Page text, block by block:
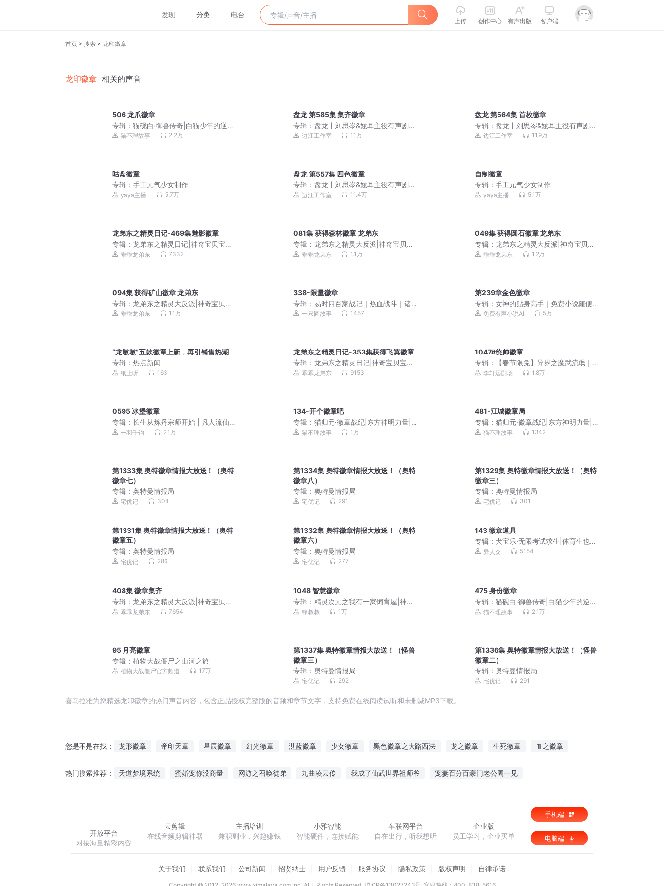
发现 分类 电台
上传 创作中心 有声出版 客户端
首页 > 搜索 > 龙印徽章
龙印徽章 相关的声音
506 龙爪徽章
专辑： 猫砚白·御兽传奇|白猫少年的逆袭
序章|猫不理故事
猫不理故事 2.2万
盘龙 第585集 集齐徽章
专辑： 盘龙丨刘思岑&妶耳主役有声剧丨
边江工作室制作丨我吃西红柿著丨徐宇
边江工作室 11万
盘龙 第564集 首枚徽章
专辑： 盘龙丨刘思岑&妶耳主役有声剧丨
边江工作室制作丨我吃西红柿著丨徐宇
边江工作室 11.9万
咕盘徽章
专辑： 手工元气少女制作
yaya主播 5.7万
盘龙 第557集 四色徽章
专辑： 盘龙丨刘思岑&妶耳主役有声剧丨
边江工作室制作丨我吃西红柿著丨徐宇
边江工作室 11.4万
自制徽章
专辑：手工元气少女制作
yaya主播 5.1万
龙弟东之精灵日记-469集魅影徽章
专辑： 龙弟东之精灵日记|神奇宝贝宝可
梦口袋妖怪精灵掌门人
乖乖龙弟东 7332
081集 获得森林徽章 龙弟东
专辑：龙弟东之精灵大反派|神奇宝贝宝
可梦口袋妖怪御兽
乖乖龙弟东 1.1万
049集 获得圆石徽章 龙弟东
专辑：龙弟东之精灵大反派|神奇宝贝宝
可梦口袋妖怪御兽
乖乖龙弟东 1.2万
094集 获得矿山徽章 龙弟东
专辑： 龙弟东之精灵大反派|神奇宝贝宝
可梦口袋妖怪御兽
乖乖龙弟东 1.1万
338-限量徽章
专辑：易时四百家战记｜热血战斗｜诸
子百家传人
一只圆故事 1457
第239章金色徽章
专辑：女神的贴身高手｜免费小说随便
听｜美女爽文
免费有声小说AI 5万
“龙墩墩”五款徽章上新，再引销售热潮
专辑： 热点新闻
纸上听 163
龙弟东之精灵日记-353集获得飞翼徽章
专辑：龙弟东之精灵日记|神奇宝贝宝可
梦口袋妖怪精灵掌门人
乖乖龙弟东 9153
1047#统帅徽章
专辑：
【春节限免】异界之魔武流氓｜
后宫经典｜折花偷香高手
李轩远剧场 1.8万
0595 冰堡徽章
专辑： 长生从炼丹宗师开始 | 凡人流仙
侠 | 霸榜玄幻巨作 | VIP免费 | 多人有声
一羽千钧 2.1万
134-开个徽章吧
专辑：猫归元·徽章战纪|东方神明力量|
热血英雄|猫不理
猫不理故事 1万
481-江城徽章局
专辑：猫归元·徽章战纪|东方神明力量|
热血英雄|猫不理
猫不理故事 1342
第1333集 奥特徽章情报大放送！（奥特
徽章七）
专辑： 奥特曼情报局
宅优记 304
第1334集 奥特徽章情报大放送！（奥特
徽章八）
专辑：奥特曼情报局
宅优记 291
第1329集 奥特徽章情报大放送！（奥特
徽章三）
专辑：奥特曼情报局
宅优记 301
第1331集 奥特徽章情报大放送！（奥特
徽章五）
专辑： 奥特曼情报局
宅优记 286
第1332集 奥特徽章情报大放送！（奥特
徽章六）
专辑：奥特曼情报局
宅优记 277
143 徽章道具
专辑： 犬宝乐·无限考试求生|体育生也能
逆袭学霸|千面世界
异人众 5154
408集 徽章集齐
专辑： 龙弟东之精灵大反派|神奇宝贝宝
可梦口袋妖怪御兽
乖乖龙弟东 7654
1048 智慧徽章
专辑：精灵次元之我有一家饲育屋|神奇
宝贝|轻松御兽宠物流
锋叔叔 1万
475 身份徽章
专辑：猫砚白·御兽传奇|白猫少年的逆袭
序章|猫不理故事
猫不理故事 2.1万
95 月亮徽章
专辑： 植物大战僵尸之山河之旅
植物大战僵尸官方频道 17万
第1337集 奥特徽章情报大放送！（怪兽
徽章三）
专辑：奥特曼情报局
宅优记 292
第1336集 奥特徽章情报大放送！（怪兽
徽章二）
专辑：奥特曼情报局
宅优记 291
喜马拉雅为您精选龙印徽章的热门声音内容，包含正品授权完整版的音频和章节文字，支持免费在线阅读试听和未删减MP3下载。
您是不是在找： 龙形徽章 帝印天章 星辰徽章 幻光徽章 湛蓝徽章 少女徽章 黑色徽章之大路西法 龙之徽章 生死徽章 血之徽章
热门搜索推荐： 天道梦境系统 蜜婚宠你没商量 网游之召唤徒弟 九曲凌云传 我成了仙武世界祖师爷 宠妻百分百豪门老公周一见
开放平台
对接海量精彩内容
云剪辑
在线音频剪辑神器
主播培训
兼职副业，兴趣赚钱
小雅智能
智能硬件，连接赋能
车联网平台
自在出行，听我想听
企业版
员工学习，企业买单
手机端
电脑端
关于我们 联系我们 公司新闻 招贤纳士 用户反馈 服务协议 隐私政策 版权声明 自律承诺